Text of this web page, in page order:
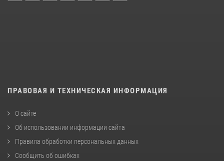
ПРАВОВАЯ И ТЕХНИЧЕСКАЯ ИНФОРМАЦИЯ
О сайте
Об использовании информации сайта
Правила обработки персональных данных
Сообщить об ошибках